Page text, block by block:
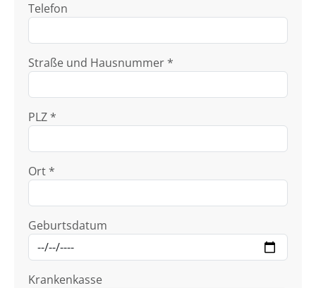
Telefon
Straße und Hausnummer *
PLZ *
Ort *
Geburtsdatum
Krankenkasse